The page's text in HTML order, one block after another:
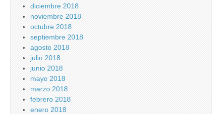
diciembre 2018
noviembre 2018
octubre 2018
septiembre 2018
agosto 2018
julio 2018
junio 2018
mayo 2018
marzo 2018
febrero 2018
enero 2018